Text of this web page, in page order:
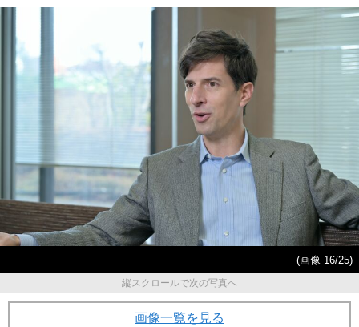
(画像 16/25)
縦スクロールで次の写真へ
画像一覧を見る